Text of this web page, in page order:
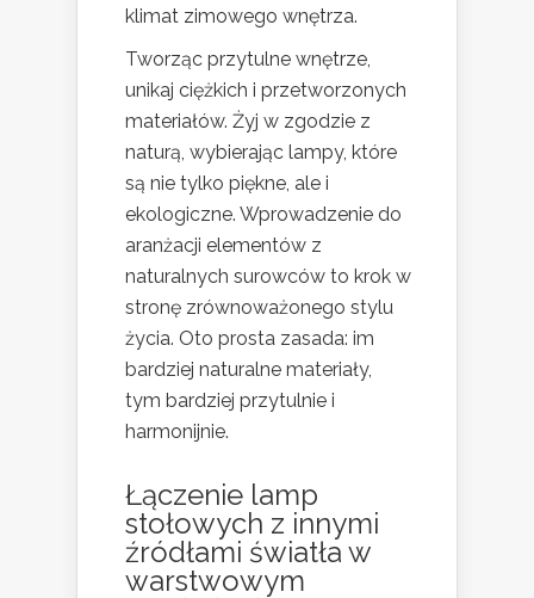
klimat zimowego wnętrza.
Tworząc przytulne wnętrze,
unikaj ciężkich i przetworzonych
materiałów. Żyj w zgodzie z
naturą, wybierając lampy, które
są nie tylko piękne, ale i
ekologiczne. Wprowadzenie do
aranżacji elementów z
naturalnych surowców to krok w
stronę zrównoważonego stylu
życia. Oto prosta zasada: im
bardziej naturalne materiały,
tym bardziej przytulnie i
harmonijnie.
Łączenie lamp
stołowych z innymi
źródłami światła w
warstwowym